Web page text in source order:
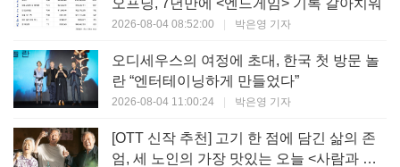
2026-08-04 08:52:00 | 박은영 기자
오디세우스의 여정에 초대, 한국 첫 방문 놀
란 “엔터테이닝하게 만들었다”
2026-08-04 11:00:24 | 박은영 기자
[OTT 신작 추천] 고기 한 점에 담긴 삶의 존
엄, 세 노인의 가장 맛있는 오늘 <사람과 고